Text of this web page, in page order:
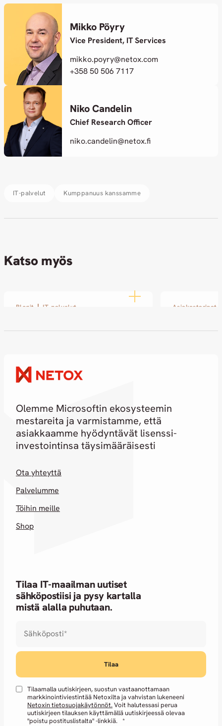
Mikko Pöyry
Vice President, IT Services
mikko.poyry@netox.com
+358 50 506 7117
Niko Candelin
Chief Research Officer
niko.candelin@netox.fi
IT-palvelut Kumppanuus kanssamme
Katso myös
Blogit IT-palvelut Asiakastarinat
Olemme Microsoftin ekosysteemin
mestareita ja varmistamme, että
asiakkaamme hyödyntävät lisenssi-
investointinsa täysimääräisesti
Ota yhteyttä
Palvelumme
Töihin meille
Shop
Tilaa IT-maailman uutiset
sähköpostiisi ja pysy kartalla
mistä alalla puhutaan.
Sähköposti*
Tilaamalla uutiskirjeen, suostun vastaanottamaan
markkinointiviestintää Netoxilta ja vahvistan lukeneeni
Netoxin tietosuojakäytönnöt.Voit halutessasi perua
uutiskirjeen tilauksen käyttämällä uutiskirjeessä olevaa
"poistu postituslistalta" -linkkiä. *